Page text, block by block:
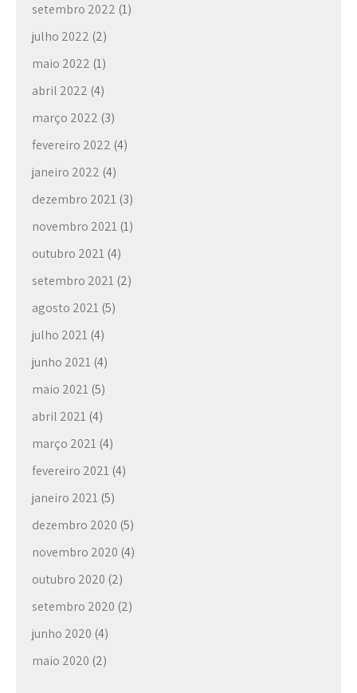
setembro 2022 (1)
julho 2022 (2)
maio 2022 (1)
abril 2022 (4)
março 2022 (3)
fevereiro 2022 (4)
janeiro 2022 (4)
dezembro 2021 (3)
novembro 2021 (1)
outubro 2021 (4)
setembro 2021 (2)
agosto 2021 (5)
julho 2021 (4)
junho 2021 (4)
maio 2021 (5)
abril 2021 (4)
março 2021 (4)
fevereiro 2021 (4)
janeiro 2021 (5)
dezembro 2020 (5)
novembro 2020 (4)
outubro 2020 (2)
setembro 2020 (2)
junho 2020 (4)
maio 2020 (2)